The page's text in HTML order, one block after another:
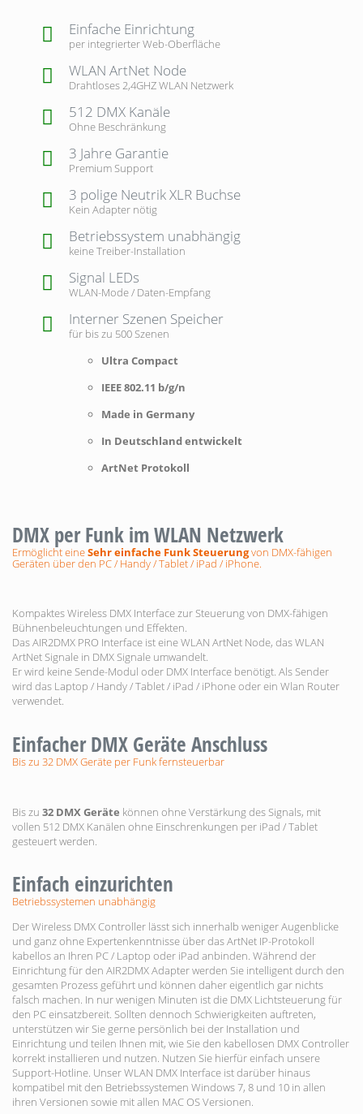
Einfache Einrichtung
per integrierter Web-Oberfläche
WLAN ArtNet Node
Drahtloses 2,4GHZ WLAN Netzwerk
512 DMX Kanäle
Ohne Beschränkung
3 Jahre Garantie
Premium Support
3 polige Neutrik XLR Buchse
Kein Adapter nötig
Betriebssystem unabhängig
keine Treiber-Installation
Signal LEDs
WLAN-Mode / Daten-Empfang
Interner Szenen Speicher
für bis zu 500 Szenen
Ultra Compact
IEEE 802.11 b/g/n
Made in Germany
In Deutschland entwickelt
ArtNet Protokoll
DMX per Funk im WLAN Netzwerk
Ermöglicht eineSehr einfache Funk Steuerungvon DMX-fähigen
Geräten über den PC / Handy / Tablet / iPad / iPhone.
Kompaktes Wireless DMX Interface zur Steuerung von DMX-fähigen
Bühnenbeleuchtungen und Effekten.
Das AIR2DMX PRO Interface ist eine WLAN ArtNet Node, das WLAN
ArtNet Signale in DMX Signale umwandelt.
Er wird keine Sende-Modul oder DMX Interface benötigt. Als Sender
wird das Laptop / Handy / Tablet / iPad / iPhone oder ein Wlan Router
verwendet.
Einfacher DMX Geräte Anschluss
Bis zu 32 DMX Geräte per Funk fernsteuerbar
Bis zu 32 DMX Geräte können ohne Verstärkung des Signals, mit
vollen 512 DMX Kanälen ohne Einschrenkungen per iPad / Tablet
gesteuert werden.
Einfach einzurichten
Betriebssystemen unabhängig
Der Wireless DMX Controller lässt sich innerhalb weniger Augenblicke
und ganz ohne Expertenkenntnisse über das ArtNet IP-Protokoll
kabellos an Ihren PC / Laptop oder iPad anbinden. Während der
Einrichtung für den AIR2DMX Adapter werden Sie intelligent durch den
gesamten Prozess geführt und können daher eigentlich gar nichts
falsch machen. In nur wenigen Minuten ist die DMX Lichtsteuerung für
den PC einsatzbereit. Sollten dennoch Schwierigkeiten auftreten,
unterstützen wir Sie gerne persönlich bei der Installation und
Einrichtung und teilen Ihnen mit, wie Sie den kabellosen DMX Controller
korrekt installieren und nutzen. Nutzen Sie hierfür einfach unsere
Support-Hotline. Unser WLAN DMX Interface ist darüber hinaus
kompatibel mit den Betriebssystemen Windows 7, 8 und 10 in allen
ihren Versionen sowie mit allen MAC OS Versionen.